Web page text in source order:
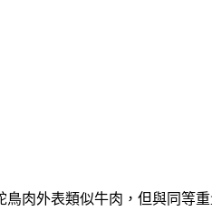
肉外表類似牛肉，但與同等